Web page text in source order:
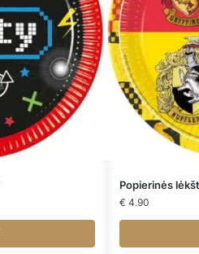
Popierinės
€ 4.90